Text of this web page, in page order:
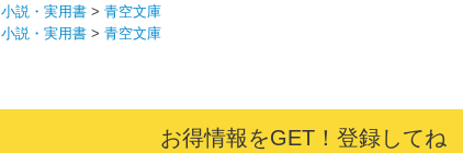
小説・実用書 > 青空文庫
小説・実用書 > 青空文庫
お得情報をGET！登録してね